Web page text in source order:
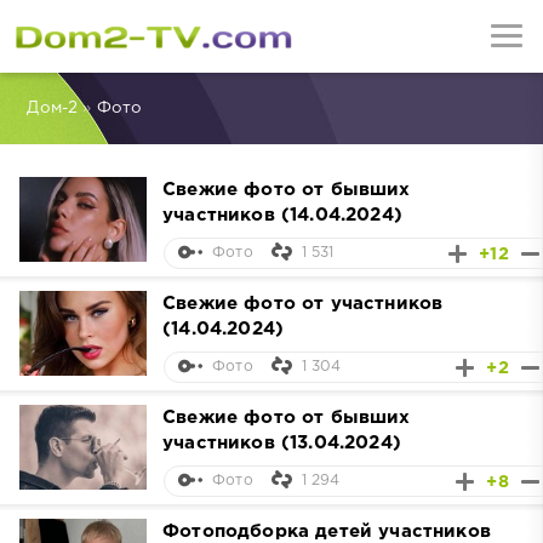
Дом-2» Фото
Свежие фото от бывших
участников (14.04.2024)
+12
Фото 1 531
Свежие фото от участников
(14.04.2024)
+2
Фото 1 304
Свежие фото от бывших
участников (13.04.2024)
+8
Фото 1 294
Фотоподборка детей участников